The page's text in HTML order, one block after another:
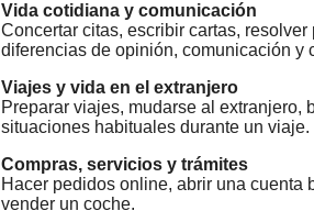
Vida cotidiana y comunicación
Concertar citas, escribir cartas,
diferencias de opinión, comunicación y
Viajes y vida en el extranjero
Preparar viajes, mudarse al extranjero,
situaciones habituales durante un viaje.
Compras, servicios y trámites
Hacer pedidos online, abrir una cuenta
vender un coche.